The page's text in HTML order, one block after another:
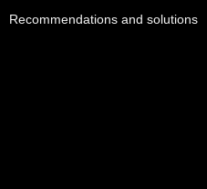
Recommendations and solutions